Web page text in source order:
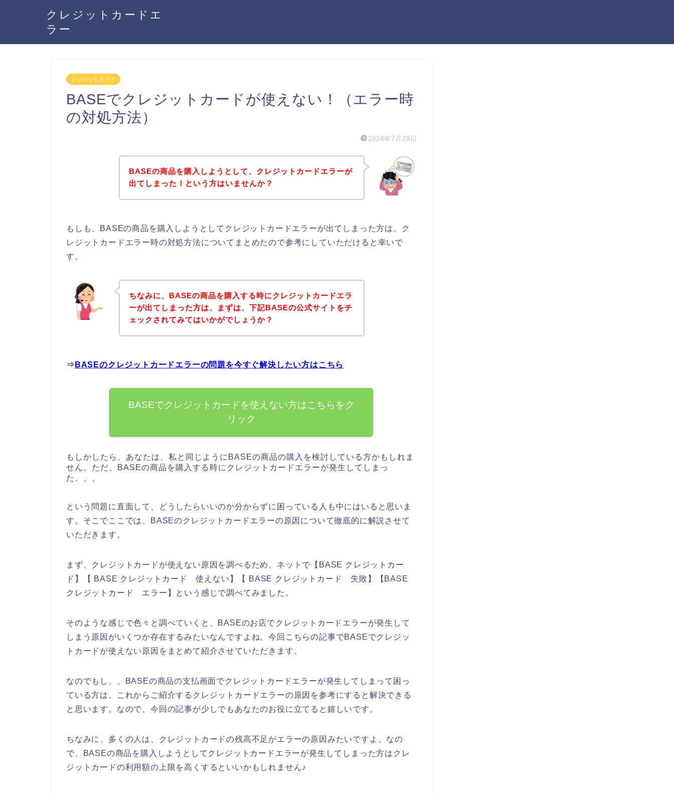
クレジットカードエ
ラー
クレジットカード
BASEでクレジットカードが使えない！（エラー時
の対処方法）
2024年7月29日
BASEの商品を購入しようとして、クレジットカードエラーが
出てしまった！という方はいませんか？
もしも、BASEの商品を購入しようとしてクレジットカードエラーが出てしまった方は、ク
レジットカードエラー時の対処方法についてまとめたので参考にしていただけると幸いで
す。
ちなみに、BASEの商品を購入する時にクレジットカードエラ
ーが出てしまった方は、まずは、下記BASEの公式サイトをチ
ェックされてみてはいかがでしょうか？
⇒ BASEのクレジットカードエラーの問題を今すぐ解決したい方はこちら
BASEでクレジットカードを使えない方はこちらをク
リック
もしかしたら、あなたは、私と同じようにBASEの商品の購入を検討している方かもしれま
せん。ただ、BASEの商品を購入する時にクレジットカードエラーが発生してしまっ
た、、、
という問題に直面して、どうしたらいいのか分からずに困っている人も中にはいると思いま
す。そこでここでは、BASEのクレジットカードエラーの原因について徹底的に解説させて
いただきます。
まず、クレジットカードが使えない原因を調べるため、ネットで【BASE クレジットカー
ド】【 BASE クレジットカード 使えない】【 BASE クレジットカード 失敗】【BASE
クレジットカード エラー】という感じで調べてみました。
そのような感じで色々と調べていくと、BASEのお店でクレジットカードエラーが発生して
しまう原因がいくつか存在するみたいなんですよね。今回こちらの記事でBASEでクレジッ
トカードが使えない原因をまとめて紹介させていただきます。
なのでもし、、BASEの商品の支払画面でクレジットカードエラーが発生してしまって困っ
ている方は、これからご紹介するクレジットカードエラーの原因を参考にすると解決できる
と思います。なので、今回の記事が少しでもあなたのお役に立てると嬉しいです。
ちなみに、多くの人は、クレジットカードの残高不足がエラーの原因みたいですよ。なの
で、BASEの商品を購入しようとしてクレジットカードエラーが発生してしまった方はクレ
ジットカードの利用額の上限を高くするといいかもしれません♪